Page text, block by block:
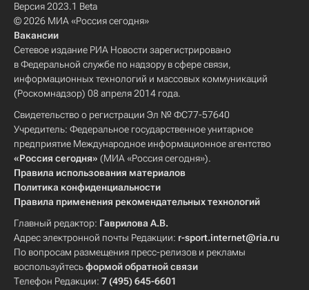
Версия 2023.1 Beta
© 2026 МИА «Россия сегодня»
Вакансии
Сетевое издание РИА Новости зарегистрировано
в Федеральной службе по надзору в сфере связи,
информационных технологий и массовых коммуникаций
(Роскомнадзор) 08 апреля 2014 года.
Свидетельство о регистрации Эл № ФС77-57640
Учредитель: Федеральное государственное унитарное
предприятие Международное информационное агентство
«Россия сегодня» (МИА «Россия сегодня»).
Правила использования материалов
Политика конфиденциальности
Правила применения рекомендательных технологий
Главный редактор: Гаврилова А.В.
Адрес электронной почты Редакции: r-sport.internet@ria.ru
По вопросам размещения пресс-релизов и рекламы
воспользуйтесьформой обратной связи
Телефон Редакции: 7 (495) 645-6601